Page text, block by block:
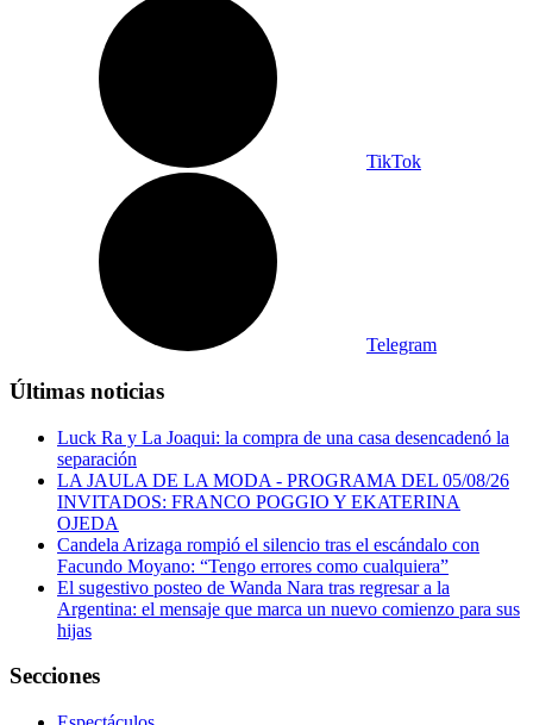
TikTok
Telegram
Últimas noticias
Luck Ra y La Joaqui: la compra de una casa desencadenó la
separación
LA JAULA DE LA MODA - PROGRAMA DEL 05/08/26
INVITADOS: FRANCO POGGIO Y EKATERINA
OJEDA
Candela Arizaga rompió el silencio tras el escándalo con
Facundo Moyano: “Tengo errores como cualquiera”
El sugestivo posteo de Wanda Nara tras regresar a la
Argentina: el mensaje que marca un nuevo comienzo para sus
hijas
Secciones